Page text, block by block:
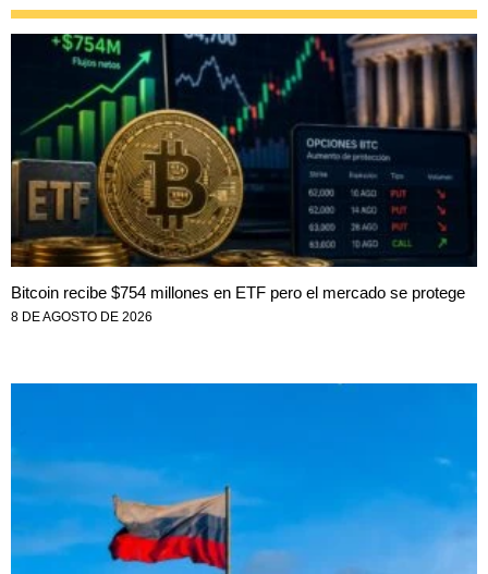
Bitcoin recibe $754 millones en ETF pero el mercado se protege
8 DE AGOSTO DE 2026